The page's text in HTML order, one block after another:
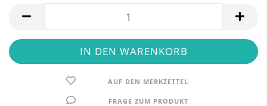
AUF DEN MERKZETTEL
FRAGE ZUM PRODUKT